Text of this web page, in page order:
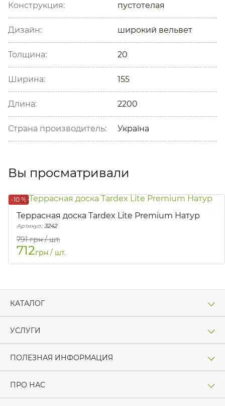
Конструкция: пустотелая
Дизайн: широкий вельвет
Толщина: 20
Ширина: 155
Длина: 2200
Страна производитель: Україна
Вы просматривали
-10 %
Террасная доска Tardex Lite Premium Натур
Артикул:: 3242
791 грн / шт.
712грн / шт.
КАТАЛОГ
УСЛУГИ
ПОЛЕЗНАЯ ИНФОРМАЦИЯ
ПРО НАС